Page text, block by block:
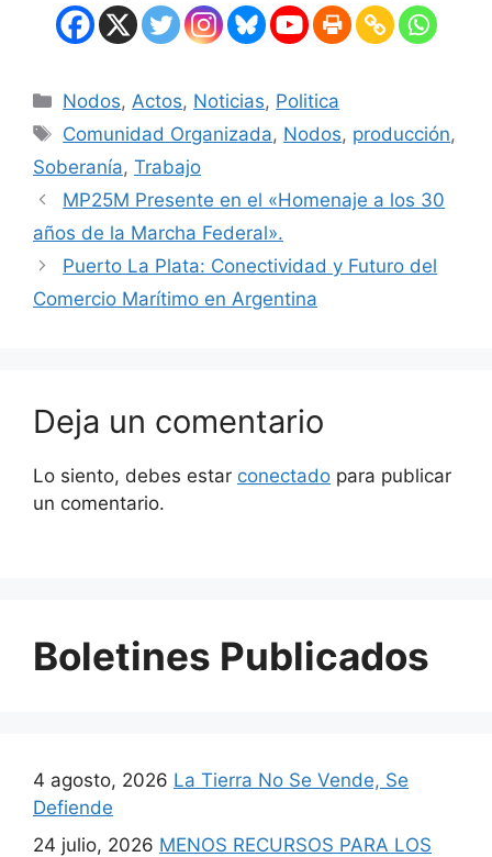
Nodos, Actos, Noticias, Politica
Comunidad Organizada, Nodos, producción,
Soberanía, Trabajo
MP25M Presente en el «Homenaje a los 30
años de la Marcha Federal».
Puerto La Plata: Conectividad y Futuro del
Comercio Marítimo en Argentina
Deja un comentario
Lo siento, debes estar conectado para publicar
un comentario.
Boletines Publicados
4 agosto, 2026 La Tierra No Se Vende, Se
Defiende
24 julio, 2026 MENOS RECURSOS PARA LOS